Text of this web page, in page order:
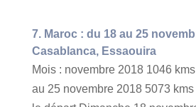
7. Maroc : du 18 au 25
Casablanca, Essaouira
Mois : novembre 2018 1046
au 25 novembre 2018 5073